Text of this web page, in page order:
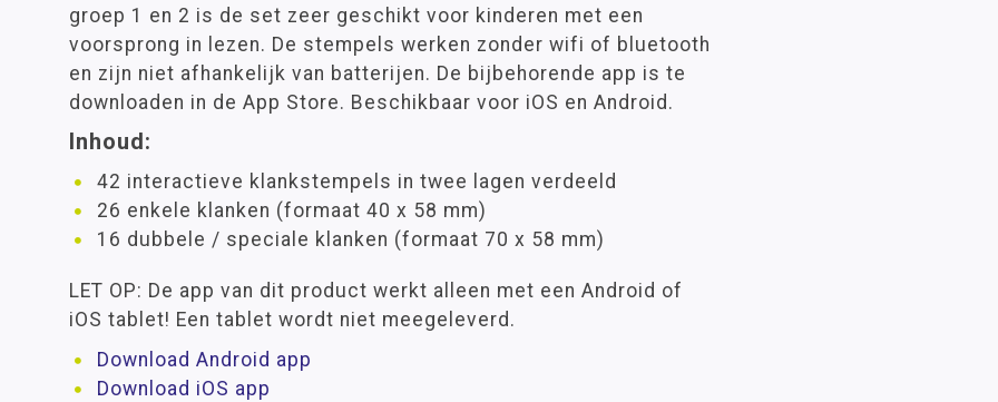
groep 1 en 2 is de set zeer geschikt voor kinderen met een
voorsprong in lezen. De stempels werken zonder wifi of bluetooth
en zijn niet afhankelijk van batterijen. De bijbehorende app is te
downloaden in de App Store. Beschikbaar voor iOS en Android.
Inhoud:
42 interactieve klankstempels in twee lagen verdeeld
26 enkele klanken (formaat 40 x 58 mm)
16 dubbele / speciale klanken (formaat 70 x 58 mm)
LET OP: De app van dit product werkt alleen met een Android of
iOS tablet! Een tablet wordt niet meegeleverd.
Download Android app
Download iOS app